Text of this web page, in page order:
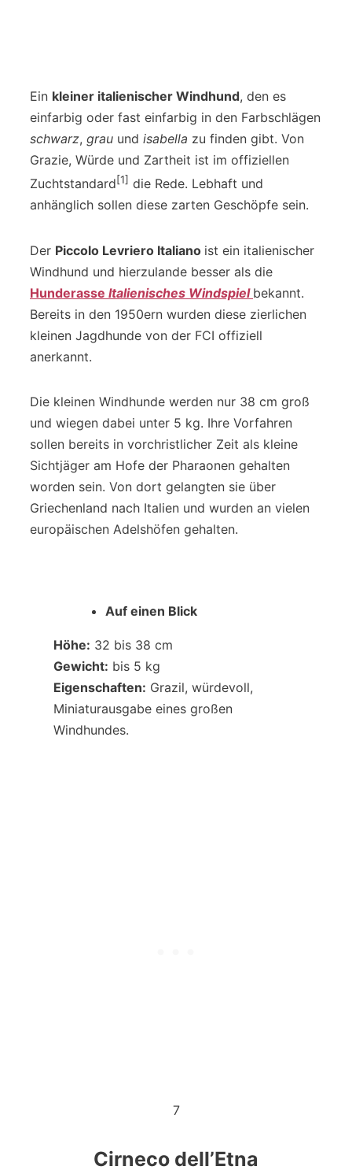
Ein kleiner italienischer Windhund, den es
einfarbig oder fast einfarbig in den Farbschlägen
schwarz, grau und isabella zu finden gibt. Von
Grazie, Würde und Zartheit ist im offiziellen
Zuchtstandard[1] die Rede. Lebhaft und
anhänglich sollen diese zarten Geschöpfe sein.
Der Piccolo Levriero Italiano ist ein italienischer
Windhund und hierzulande besser als die
Hunderasse Italienisches Windspiel bekannt.
Bereits in den 1950ern wurden diese zierlichen
kleinen Jagdhunde von der FCI offiziell
anerkannt.
Die kleinen Windhunde werden nur 38 cm groß
und wiegen dabei unter 5 kg. Ihre Vorfahren
sollen bereits in vorchristlicher Zeit als kleine
Sichtjäger am Hofe der Pharaonen gehalten
worden sein. Von dort gelangten sie über
Griechenland nach Italien und wurden an vielen
europäischen Adelshöfen gehalten.
Auf einen Blick
Höhe: 32 bis 38 cm
Gewicht: bis 5 kg
Eigenschaften: Grazil, würdevoll,
Miniaturausgabe eines großen
Windhundes.
7
Cirneco dell’Etna